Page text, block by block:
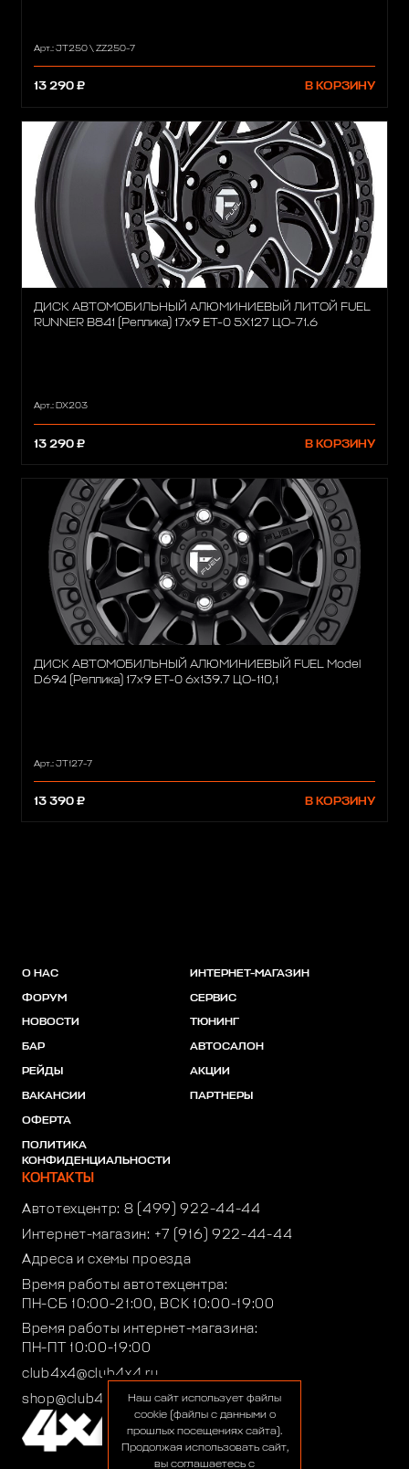
Арт.: JT250 \ ZZ250-7
13 290 ₽ В КОРЗИНУ
ДИСК АВТОМОБИЛЬНЫЙ АЛЮМИНИЕВЫЙ ЛИТОЙ FUEL
RUNNER В841 (Реплика) 17х9 ET-0 5X127 ЦО-71.6
Арт.: DX203
13 290 ₽ В КОРЗИНУ
ДИСК АВТОМОБИЛЬНЫЙ АЛЮМИНИЕВЫЙ FUEL Model
D694 (Реплика) 17х9 ET-0 6x139.7 ЦО-110,1
Арт.: JT127-7
13 390 ₽ В КОРЗИНУ
О НАС
ФОРУМ
НОВОСТИ
БАР
РЕЙДЫ
ВАКАНСИИ
ОФЕРТА
ПОЛИТИКА
КОНФИДЕНЦИАЛЬНОСТИ
ИНТЕРНЕТ-МАГАЗИН
СЕРВИС
ТЮНИНГ
АВТОСАЛОН
АКЦИИ
ПАРТНЕРЫ
КОНТАКТЫ
Автотехцентр: 8 (499) 922-44-44
Интернет-магазин: +7 (916) 922-44-44
Адреса и схемы проезда
Время работы автотехцентра:
ПН-СБ 10:00-21:00, ВСК 10:00-19:00
Время работы интернет-магазина:
ПН-ПТ 10:00-19:00
club4x4@club4x4.ru
shop@club4x4.ruНаш сайт использует файлы
cookie (файлы с данными о
прошлых посещениях сайта).
Продолжая использовать сайт,
вы соглашаетесь с